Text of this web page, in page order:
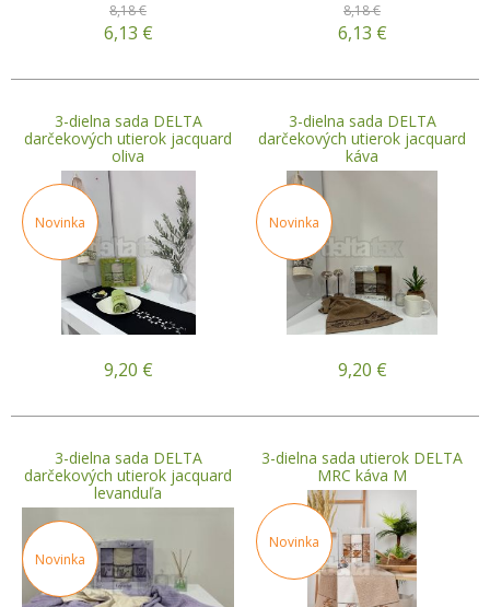
8,18 €
6,13 €
8,18 €
6,13 €
3-dielna sada DELTA
darčekových utierok jacquard
oliva
Novinka
9,20 €
3-dielna sada DELTA
darčekových utierok jacquard
káva
Novinka
9,20 €
3-dielna sada DELTA
darčekových utierok jacquard
levanduľa
Novinka
3-dielna sada utierok DELTA
MRC káva M
Novinka